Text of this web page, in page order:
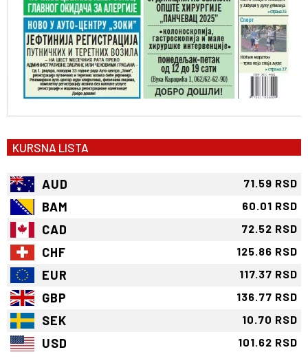
KURSNA LISTA
AUD 71.59 RSD
BAM 60.01 RSD
CAD 72.52 RSD
CHF 125.86 RSD
EUR 117.37 RSD
GBP 136.77 RSD
SEK 10.70 RSD
USD 101.62 RSD